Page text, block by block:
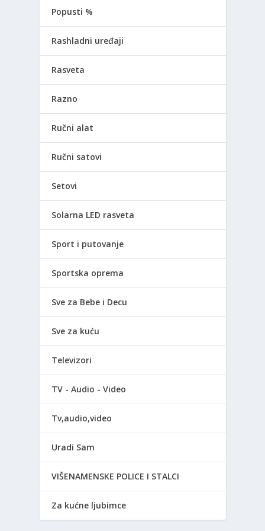
Popusti %
Rashladni uređaji
Rasveta
Razno
Ručni alat
Ručni satovi
Setovi
Solarna LED rasveta
Sport i putovanje
Sportska oprema
Sve za Bebe i Decu
Sve za kuću
Televizori
TV - Audio - Video
Tv,audio,video
Uradi Sam
VIŠENAMENSKE POLICE I STALCI
Za kućne ljubimce